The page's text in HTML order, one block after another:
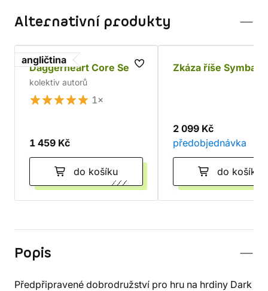
Alternativní produkty
angličtina
Daggerheart Core Set
kolektiv autorů
1×
1 459 Kč
do košíku
Zkáza říše
2 099 Kč
předobjednávka
do košíku
Popis
Předpřipravené dobrodružství pro hru na hrdiny Dark